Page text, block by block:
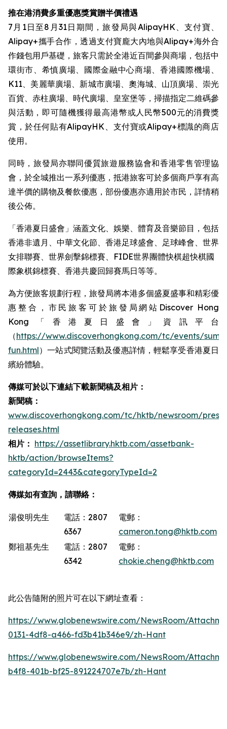
推在港消費多重優惠獎賞贈半價禮遇
7月1日至8月31日期間，旅發局與AlipayHK、支付寶、
Alipay+攜手合作，透過支付寶龐大內地與Alipay+海外合
作錢包用戶基礎，旅客只需於全港近百間參與商場，包括中
環街市、希慎廣場、國際金融中心商場、香港國際機場、
K11、美麗華廣場、新城市廣場、奧海城、山頂廣場、崇光
百貨、赤柱廣場、時代廣場、皇室堡等，掃描指定二維碼參
與活動，即可隨機獲得最高港幣或人民幣500元的消費獎
賞，於任何貼有AlipayHK、支付寶或Alipay+標識的商店
使用。
同時，旅發局亦聯同優質旅遊服務協會和香港零售管理協
會，於全城推出一系列優惠，抵港旅客可於多個商戶享有高
達半價的購物及餐飲優惠，部份優惠亦適用於市民，詳情稍
後公佈。
「香港夏日盛會」涵蓋文化、娛樂、體育及音樂節目，包括
香港非遺月、中華文化節、香港足球盛會、足球峰會、世界
女排聯賽、世界劍擊錦標賽、FIDE世界團體快棋超快棋國
際象棋錦標賽、香港共慶回歸賽馬日等等。 ​
為方便旅客規劃行程，旅發局將本港多個盛夏盛事和精彩優
惠整合，市民旅客可於旅發局網站Discover Hong
Kong「香港夏日盛會」資訊平台
（https://www.discoverhongkong.com/tc/events/
fun.html）一站式閱覽活動及優惠詳情，輕鬆享受香港夏日
繽紛體驗。
傳媒可於以下連結下載新聞稿及相片：
新聞稿：
www.discoverhongkong.com/tc/hktb/newsroom/press-
releases.html
相片： https://assetlibrary.hktb.com/assetbank-
hktb/action/browseItems?
categoryId=2443&categoryTypeId=2
傳媒如有查詢，請聯絡：
湯俊明先生
電話：2807
6367
電郵：
cameron.tong@hktb.com
鄭祖基先生
電話：2807
6342
電郵：
chokie.cheng@hktb.com
此公告隨附的照片可在以下網址查看：
https://www.globenewswire.com/NewsRoom/
0131-4df8-a466-fd3b41b346e9/zh-Hant
https://www.globenewswire.com/NewsRoom/
b4f8-401b-bf25-891224707e7b/zh-Hant